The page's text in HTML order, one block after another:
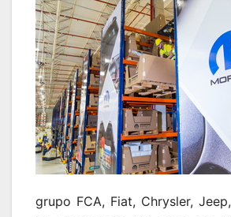
grupo FCA, Fiat, Chrysler,